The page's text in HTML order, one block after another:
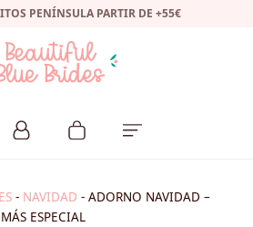
PENÍNSULA PARTIR DE +55€
- NAVIDAD - ADORNO NAVIDAD –
ESPECIAL